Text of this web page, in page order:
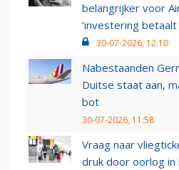
belangrijker voor
‘investering betaalt
30-07-2026, 12:10
Nabestaanden
Duitse staat aan,
bot
30-07-2026, 11:58
Vraag naar
druk door oorlog